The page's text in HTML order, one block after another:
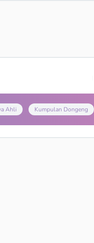
Ahli Kumpulan Dongeng